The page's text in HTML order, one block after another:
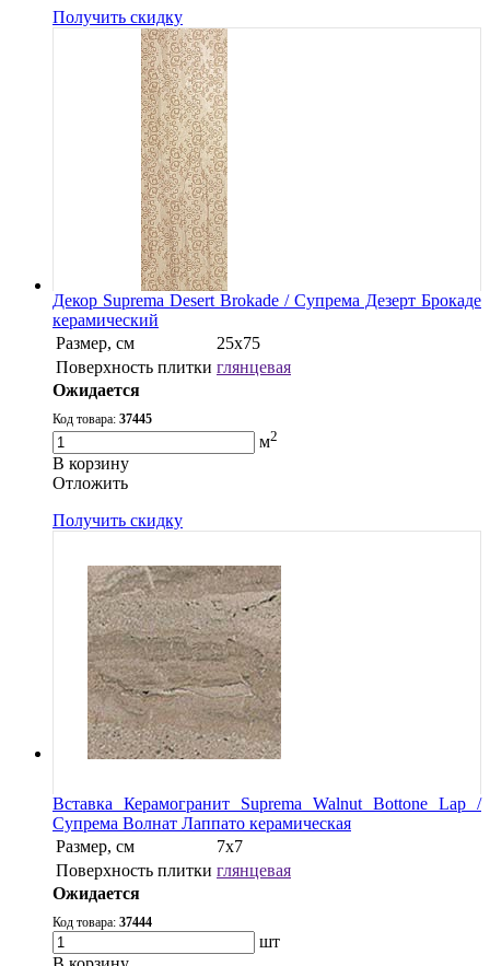
Получить скидку
Декор Suprema Desert Brokade / Супрема Дезерт Брокаде
керамический
Размер, см
25х75
Поверхность плитки глянцевая
Ожидается
Код товара: 37445
м2
В корзину
Oтложить
Получить скидку
Вставка Керамогранит Suprema Walnut Bottone Lap /
Супрема Волнат Лаппато керамическая
Размер, см
7х7
Поверхность плитки глянцевая
Ожидается
Код товара: 37444
шт